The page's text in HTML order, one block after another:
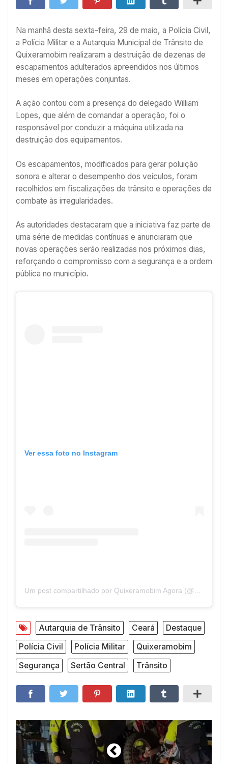
Na manhã desta sexta-feira, 29 de maio, a Polícia Civil,
a Polícia Militar e a Autarquia Municipal de Trânsito de
Quixeramobim realizaram a destruição de dezenas de
escapamentos adulterados apreendidos nos últimos
meses em operações conjuntas.
A ação contou com a presença do delegado William
Lopes, que além de comandar a operação, foi o
responsável por conduzir a máquina utilizada na
destruição dos equipamentos.
Os escapamentos, modificados para gerar poluição
sonora e alterar o desempenho dos veículos, foram
recolhidos em fiscalizações de trânsito e operações de
combate às irregularidades.
As autoridades destacaram que a iniciativa faz parte de
uma série de medidas contínuas e anunciaram que
novas operações serão realizadas nos próximos dias,
reforçando o compromisso com a segurança e a ordem
pública no município.
Ver essa foto no Instagram
Autarquia de Trânsito Ceará
Destaque
Polícia Civil
Polícia Militar
Quixeramobim
Segurança
Sertão Central Trânsito